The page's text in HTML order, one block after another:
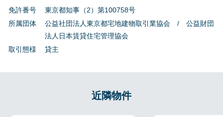
免許番号
東京都知事（2）第100758号
所属団体
公益社団法人東京都宅地建物取引業協会 / 公益財団
法人日本賃貸住宅管理協会
取引態様
貸主
近隣物件